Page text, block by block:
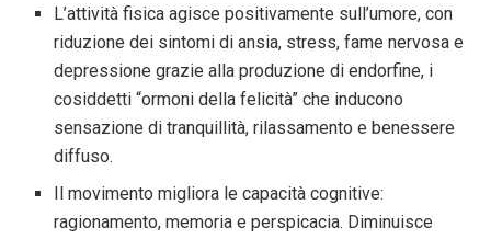
L’attività fisica agisce positivamente sull’umore, con
riduzione dei sintomi di ansia, stress, fame nervosa e
depressione grazie alla produzione di endorfine, i
cosiddetti “ormoni della felicità” che inducono
sensazione di tranquillità, rilassamento e benessere
diffuso.
Il movimento migliora le capacità cognitive:
ragionamento, memoria e perspicacia. Diminuisce